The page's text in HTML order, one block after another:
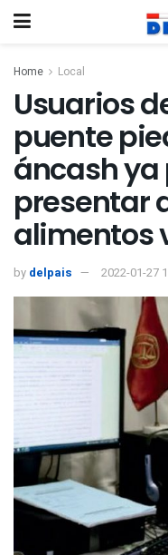
Home Local
Usuarios
puente
áncash ya
presentar
alimentos
by delpais 2022-01-27